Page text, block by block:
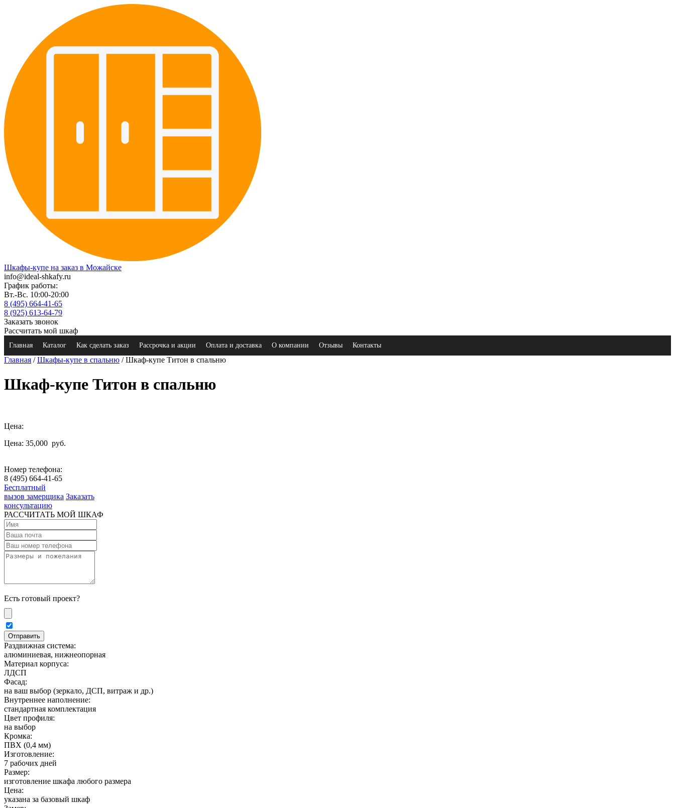
Шкафы-купе на заказ в Можайске
info@ideal-shkafy.ru
График работы:
Вт.-Вс. 10:00-20:00
8 (495) 664-41-65
8 (925) 613-64-79
Заказать звонок
Рассчитать мой шкаф
Главная Каталог Как сделать заказ Рассрочка и акции Оплата и доставка О компании Отзывы Контакты
Главная /Шкафы-купе в спальню / Шкаф-купе Титон в спальню
Шкаф-купе Титон в спальню
Цена:
Цена: 35,000 руб.
Номер телефона:
8 (495) 664-41-65
Бесплатный
вызов замерщика Заказать
консультацию
РАССЧИТАТЬ МОЙ ШКАФ
Есть готовый проект?
Раздвижная система:
алюминиевая, нижнеопорная
Материал корпуса:
ЛДСП
Фасад:
на ваш выбор (зеркало, ДСП, витраж и др.)
Внутреннее наполнение:
стандартная комплектация
Цвет профиля:
на выбор
Кромка:
ПВХ (0,4 мм)
Изготовление:
7 рабочих дней
Размер:
изготовление шкафа любого размера
Цена:
указана за базовый шкаф